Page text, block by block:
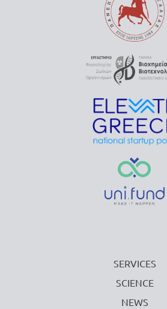
SERVICES
SCIENCE
NEWS